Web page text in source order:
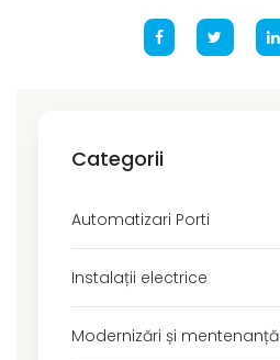
Categorii
Automatizari Porti
Instalații electrice
Modernizări și mentenanță